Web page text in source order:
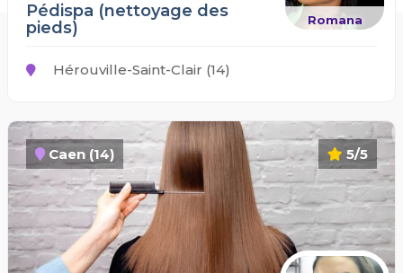
Romana
Pédispa (nettoyage des
pieds)
Hérouville-Saint-Clair (14)
5/5
Caen (14)